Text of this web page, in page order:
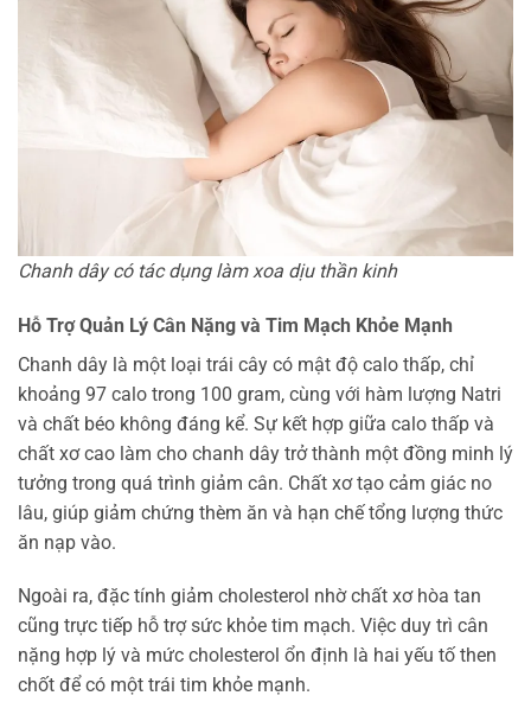
Chanh dây có tác dụng làm xoa dịu thần kinh
Hỗ Trợ Quản Lý Cân Nặng và Tim Mạch Khỏe Mạnh
Chanh dây là một loại trái cây có mật độ calo thấp, chỉ
khoảng 97 calo trong 100 gram, cùng với hàm lượng Natri
và chất béo không đáng kể. Sự kết hợp giữa calo thấp và
chất xơ cao làm cho chanh dây trở thành một đồng minh lý
tưởng trong quá trình giảm cân. Chất xơ tạo cảm giác no
lâu, giúp giảm chứng thèm ăn và hạn chế tổng lượng thức
ăn nạp vào.
Ngoài ra, đặc tính giảm cholesterol nhờ chất xơ hòa tan
cũng trực tiếp hỗ trợ sức khỏe tim mạch. Việc duy trì cân
nặng hợp lý và mức cholesterol ổn định là hai yếu tố then
chốt để có một trái tim khỏe mạnh.